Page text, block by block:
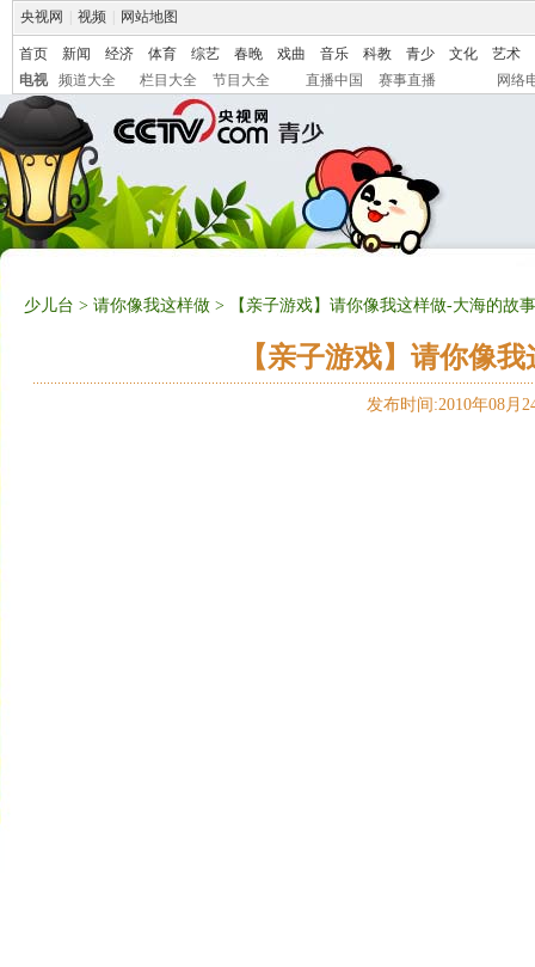
央视网 视频 网站地图
首页 新闻 经济 体育 综艺 春晚 戏曲 音乐 科教 青少 文化
艺术
电视
频道大全 栏目大全 节目大全 直播中国 赛事直播 网络
少儿台 > 请你像我这样做 > 【亲子游戏】请你像我这样做-大海的故
【亲子游戏】请你像
发布时间:2010年08月